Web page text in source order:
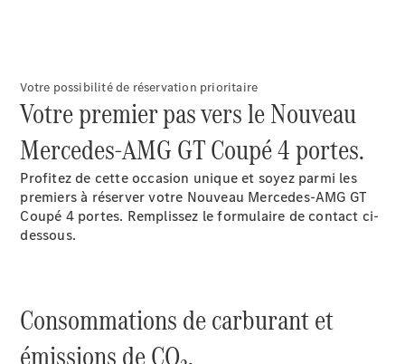
Classe S
Classe S
Limousine
Mercedes-
Classe S
Trouvez un
votre
véhicule
Votre possibilité de réservation prioritaire
Votre premier pas vers le Nouveau
Mercedes-AMG GT Coupé 4 portes.
Profitez de cette occasion unique et soyez parmi les
premiers à réserver votre Nouveau Mercedes-AMG GT
Coupé 4 portes. Remplissez le formulaire de contact ci-
dessous.
Consommations de carburant et